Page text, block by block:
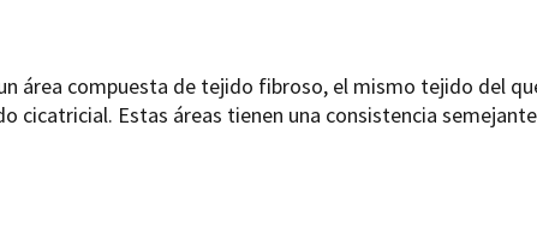
área compuesta de tejido fibroso, el mismo tejido del
cicatricial. Estas áreas tienen una consistencia